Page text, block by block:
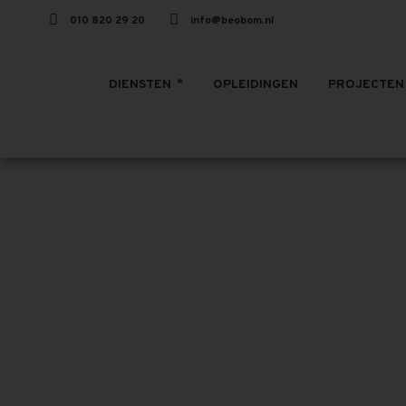
010 820 29 20 info@beobom.nl
DIENSTEN OPLEIDINGEN PROJECTEN